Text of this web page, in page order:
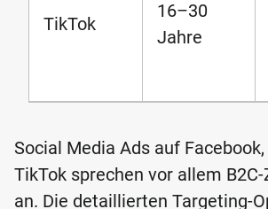
TikTok
16–30
Jahre
Social Media Ads auf
TikTok sprechen vor allem
an. Die detaillierten Targeting-